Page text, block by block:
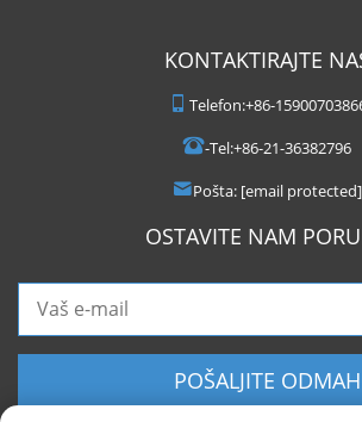
KONTAKTIRAJTE
Telefon:+86-
-Tel:+86-21-36382796
Pošta: [email protected]
OSTAVITE NAM
POŠALJITE ODMAH